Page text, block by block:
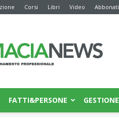
Corsi Libri Video Abbonati
FATTI&PERSONE GESTIONE